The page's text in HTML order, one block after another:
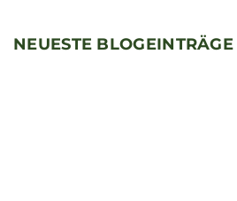
NEUESTE BLOGEINTRÄGE